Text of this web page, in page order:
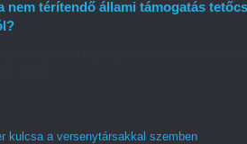
nem térítendő állami támogatás
kulcsa a versenytársakkal szemben